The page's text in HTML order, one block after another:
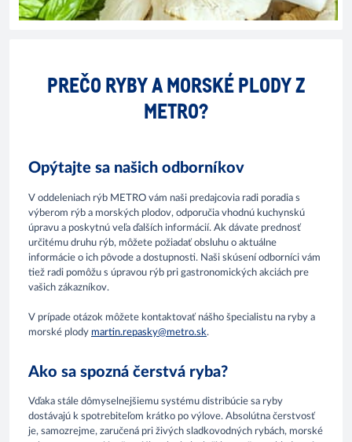
PREČO RYBY A MORSKÉ PLODY Z
METRO?
Opýtajte sa našich odborníkov
V oddeleniach rýb METRO vám naši predajcovia radi poradia s
výberom rýb a morských plodov, odporučia vhodnú kuchynskú
úpravu a poskytnú veľa ďalších informácií. Ak dávate prednosť
určitému druhu rýb, môžete požiadať obsluhu o aktuálne
informácie o ich pôvode a dostupnosti. Naši skúsení odborníci vám
tiež radi pomôžu s úpravou rýb pri gastronomických akciách pre
vašich zákazníkov.
V prípade otázok môžete kontaktovať nášho špecialistu na ryby a
morské plody martin.repasky@metro.sk.
Ako sa spozná čerstvá ryba?
Vďaka stále dômyselnejšiemu systému distribúcie sa ryby
dostávajú k spotrebiteľom krátko po výlove. Absolútna čerstvosť
je, samozrejme, zaručená pri živých sladkovodných rybách, morské